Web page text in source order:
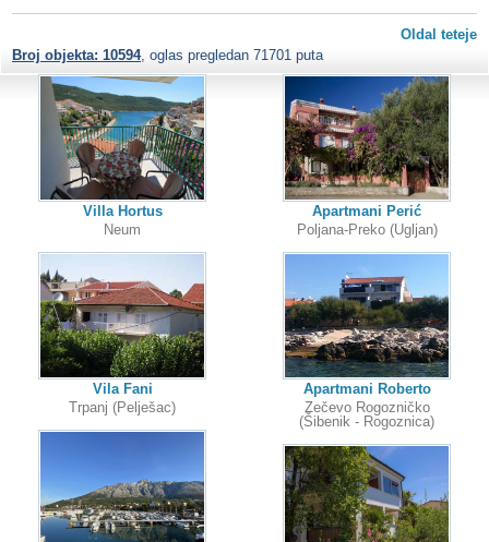
Oldal teteje
Broj objekta: 10594, oglas pregledan 71701 puta
Villa Hortus
Neum
Vila Fani
Trpanj (Pelješac)
Apartmani Perić
Poljana-Preko (Ugljan)
Apartmani Roberto
Zečevo Rogozničko
(Šibenik - Rogoznica)